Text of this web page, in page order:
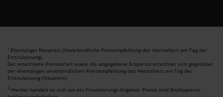
1 Ehemaliger Neupreis (Unverbindliche Preisempfehlung des Herstellers am Tag der
Erstzulassung).
Der errechnete Preisvorteil sowie die angegebene Ersparnis errechnet sich gegenüber
der ehemaligen unverbindlichen Preisempfehlung des Herstellers am Tag der
Erstzulassung (Neupreis).
2 Hierbei handelt es sich um ein Finanzierungs-Angebot. Preise sind Bruttopreise.